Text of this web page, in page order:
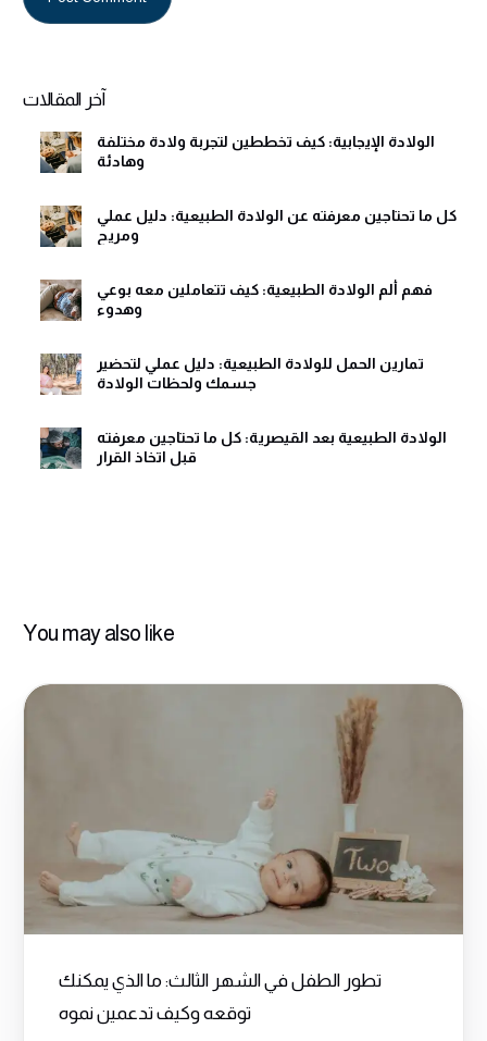
آخر المقالات
الولادة الإيجابية: كيف تخططين لتجربة ولادة مختلفة
وهادئة
كل ما تحتاجين معرفته عن الولادة الطبيعية: دليل عملي
ومريح
فهم ألم الولادة الطبيعية: كيف تتعاملين معه بوعي
وهدوء
تمارين الحمل للولادة الطبيعية: دليل عملي لتحضير
جسمك ولحظات الولادة
الولادة الطبيعية بعد القيصرية: كل ما تحتاجين معرفته
قبل اتخاذ القرار
You may also like
تطور الطفل في الشهر الثالث: ما الذي يمكنك
توقعه وكيف تدعمين نموه